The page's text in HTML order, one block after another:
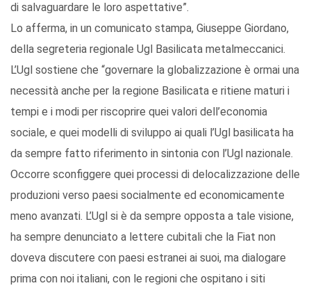
di salvaguardare le loro aspettative”.
Lo afferma, in un comunicato stampa, Giuseppe Giordano,
della segreteria regionale Ugl Basilicata metalmeccanici.
L’Ugl sostiene che “governare la globalizzazione è ormai una
necessità anche per la regione Basilicata e ritiene maturi i
tempi e i modi per riscoprire quei valori dell’economia
sociale, e quei modelli di sviluppo ai quali l’Ugl basilicata ha
da sempre fatto riferimento in sintonia con l’Ugl nazionale.
Occorre sconfiggere quei processi di delocalizzazione delle
produzioni verso paesi socialmente ed economicamente
meno avanzati. L’Ugl si è da sempre opposta a tale visione,
ha sempre denunciato a lettere cubitali che la Fiat non
doveva discutere con paesi estranei ai suoi, ma dialogare
prima con noi italiani, con le regioni che ospitano i siti